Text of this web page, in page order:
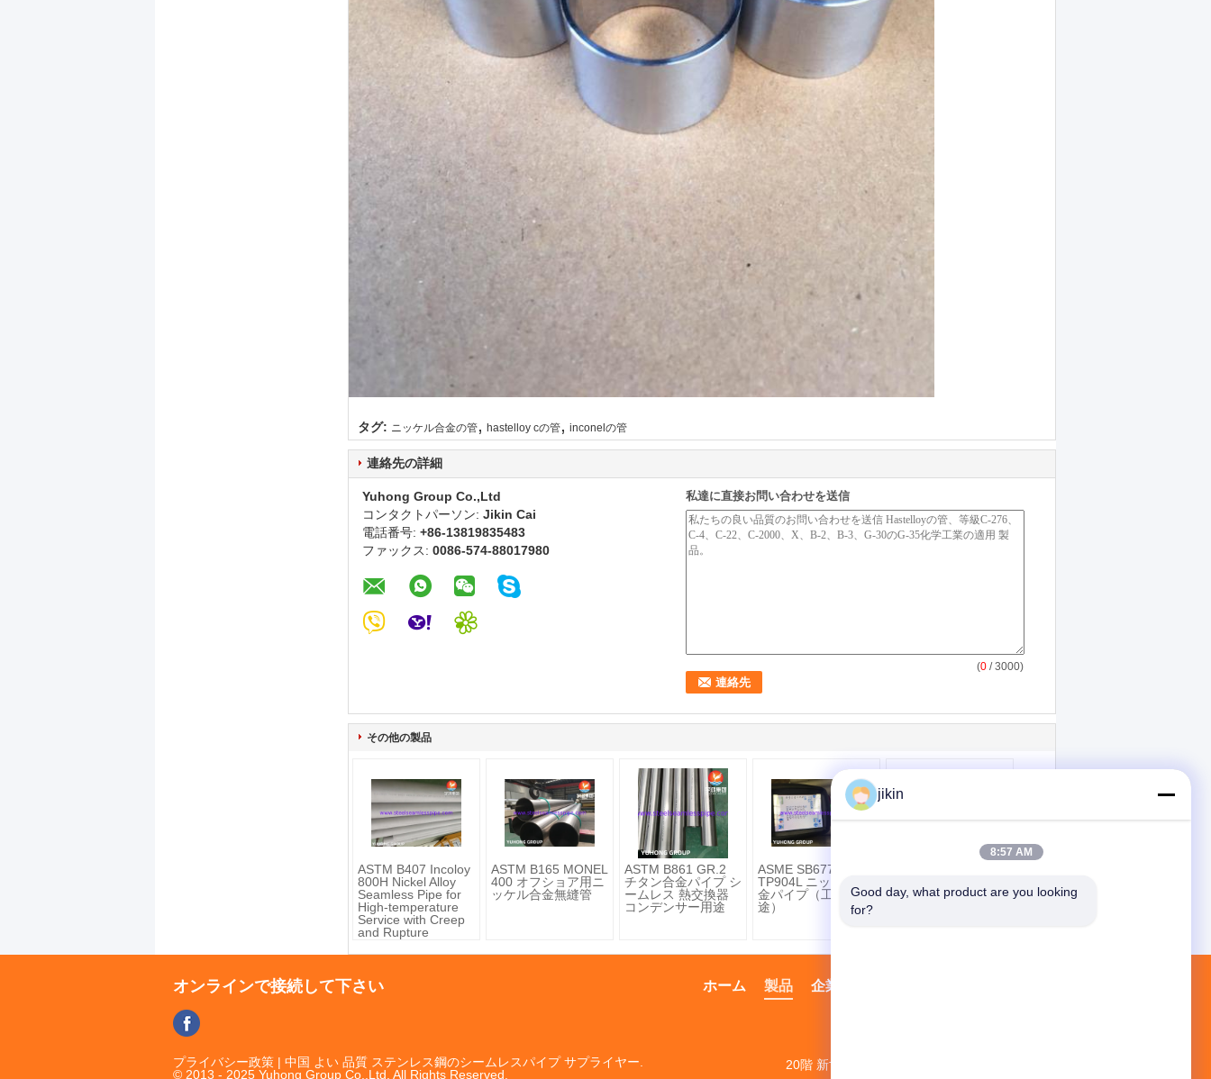
タグ: ニッケル合金の管, hastelloy cの管, inconelの管
連絡先の詳細
Yuhong Group Co.,Ltd
コンタクトパーソン: Jikin Cai
電話番号: +86-13819835483
ファックス: 0086-574-88017980
私達に直接お問い合わせを送信
(0 / 3000)
その他の製品
ASTM B407 Incoloy
800H Nickel Alloy
Seamless Pipe for
High-temperature
Service with Creep
and Rupture
ASTM B165 MONEL
400 オフショア用ニ
ッケル合金無縫管
ASTM B861 GR.2
チタン合金パイプ シ
ームレス 熱交換器
コンデンサー用途
ASME SB677
TP904L ニッケル合
金パイプ（工業用
途）
ンコネルニッケル合
オンラインで接続して下さい 企業情報
製品
ホーム
プライバシー政策 | 中国 よい 品質 ステンレス鋼のシームレスパイプ サプライヤー.
© 2013 - 2025 Yuhong Group Co.,Ltd. All Rights Reserved.
20階 新世界ビルNo.1 ミナン道路No.1018 仁
jikin
8:57 AM
Good day, what product are you looking
for?